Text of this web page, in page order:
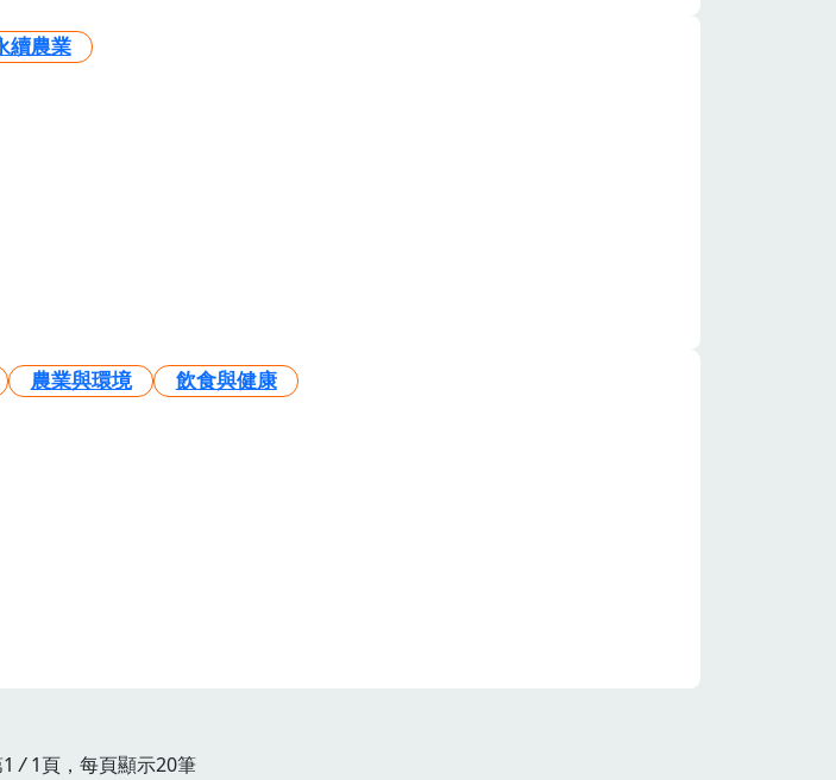
續農業
農業與環境 飲食與健康
/1頁，每頁顯示20筆